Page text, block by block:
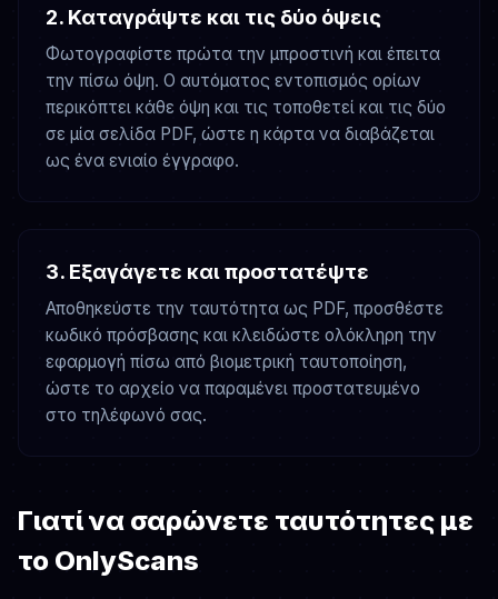
2. Καταγράψτε και τις δύο όψεις
Φωτογραφίστε πρώτα την μπροστινή και έπειτα
την πίσω όψη. Ο αυτόματος εντοπισμός ορίων
περικόπτει κάθε όψη και τις τοποθετεί και τις δύο
σε μία σελίδα PDF, ώστε η κάρτα να διαβάζεται
ως ένα ενιαίο έγγραφο.
3. Εξαγάγετε και προστατέψτε
Αποθηκεύστε την ταυτότητα ως PDF, προσθέστε
κωδικό πρόσβασης και κλειδώστε ολόκληρη την
εφαρμογή πίσω από βιομετρική ταυτοποίηση,
ώστε το αρχείο να παραμένει προστατευμένο
στο τηλέφωνό σας.
Γιατί να σαρώνετε ταυτότητες με
το OnlyScans